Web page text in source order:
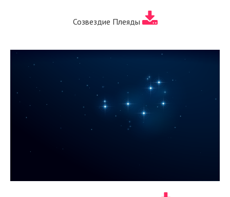
Созвездие Плеяды